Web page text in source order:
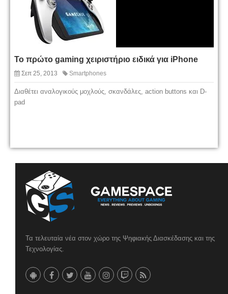
Το πρώτο gaming χειριστήριο ειδικά για iPhone
Σεπ 25, 2013 Smartphones
Διαθέτει αναλογικούς μοχλούς, σκανδάλες, action buttons και D-
pad
Τα τελευταία νέα στον χώρο της Ψηφιακής Διασκέδασης και της
Τεχνολογίας.